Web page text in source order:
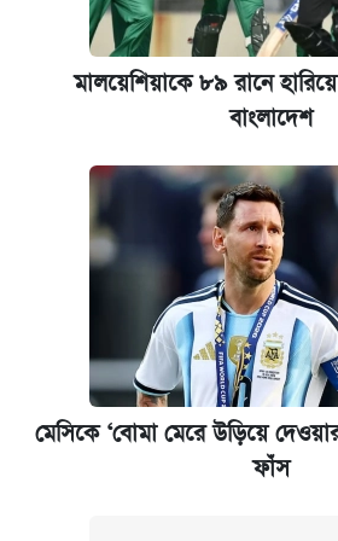
মালয়েশিয়াকে ৮৯ রানে
বাংলাদেশ
মেসিকে ‘বোমা মেরে উড়িয়ে
ফাঁস